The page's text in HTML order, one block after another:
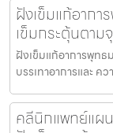
ฝังเข็มแก้อาก
เข็มกระตุ้นตา
ฝังเข็มแก้อาการพุท
บรรเทาอาการและ ค
คลีนิกแพทย์แผ